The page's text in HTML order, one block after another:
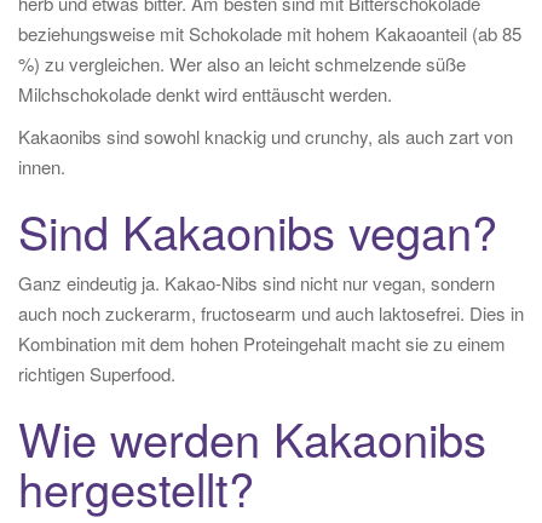
beziehungsweise mit Schokolade mit hohem Kakaoanteil (ab 85
%) zu vergleichen. Wer also an leicht schmelzende süße
Milchschokolade denkt wird enttäuscht werden.
Kakaonibs sind sowohl knackig und crunchy, als auch zart von
innen.
Sind Kakaonibs vegan?
Ganz eindeutig ja. Kakao-Nibs sind nicht nur vegan, sondern
auch noch zuckerarm, fructosearm und auch laktosefrei. Dies in
Kombination mit dem hohen Proteingehalt macht sie zu einem
richtigen Superfood.
Wie werden Kakaonibs
hergestellt?